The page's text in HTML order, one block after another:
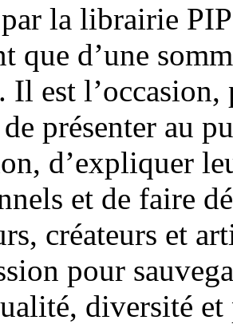
la librairie
que d’une
Il est l’occasion,
présenter au
d’expliquer
et de faire
créateurs et
pour
diversité et